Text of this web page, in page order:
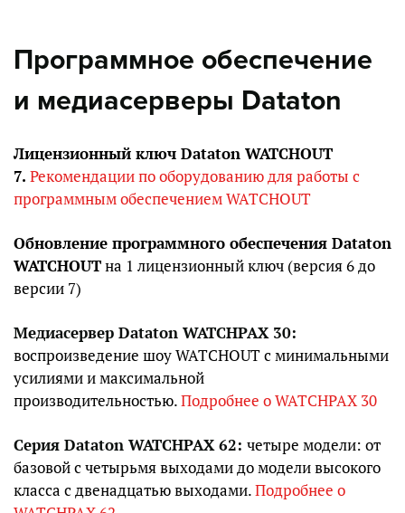
Программное обеспечение
и медиасерверы Dataton
Лицензионный ключ Dataton WATCHOUT
7. Рекомендации по оборудованию для работы с
программным обеспечением WATCHOUT
Обновление программного обеспечения Dataton
WATCHOUTна 1 лицензионный ключ (версия 6 до
версии 7)
Медиасервер Dataton WATCHPAX 30:
воспроизведение шоу WATCHOUT с минимальными
усилиями и максимальной
производительностью.Подробнее о WATCHPAX 30
Серия Dataton WATCHPAX 62: четыре модели: от
базовой с четырьмя выходами до модели высокого
класса с двенадцатью выходами.Подробнее о